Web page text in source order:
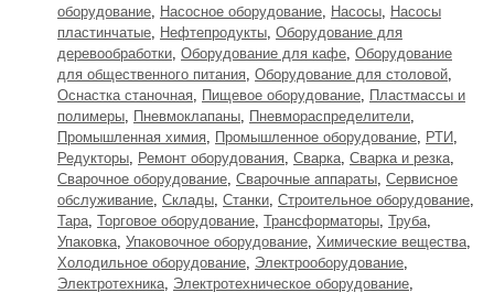
оборудование, Насосное оборудование, Насосы, Насосы
пластинчатые, Нефтепродукты, Оборудование для
деревообработки, Оборудование для кафе, Оборудование
для общественного питания, Оборудование для столовой,
Оснастка станочная, Пищевое оборудование, Пластмассы и
полимеры, Пневмоклапаны, Пневмораспределители,
Промышленная химия, Промышленное оборудование, РТИ,
Редукторы, Ремонт оборудования, Сварка, Сварка и резка,
Сварочное оборудование, Сварочные аппараты, Сервисное
обслуживание, Склады, Станки, Строительное оборудование,
Тара, Торговое оборудование, Трансформаторы, Труба,
Упаковка, Упаковочное оборудование, Химические вещества,
Холодильное оборудование, Электрооборудование,
Электротехника, Электротехническое оборудование,